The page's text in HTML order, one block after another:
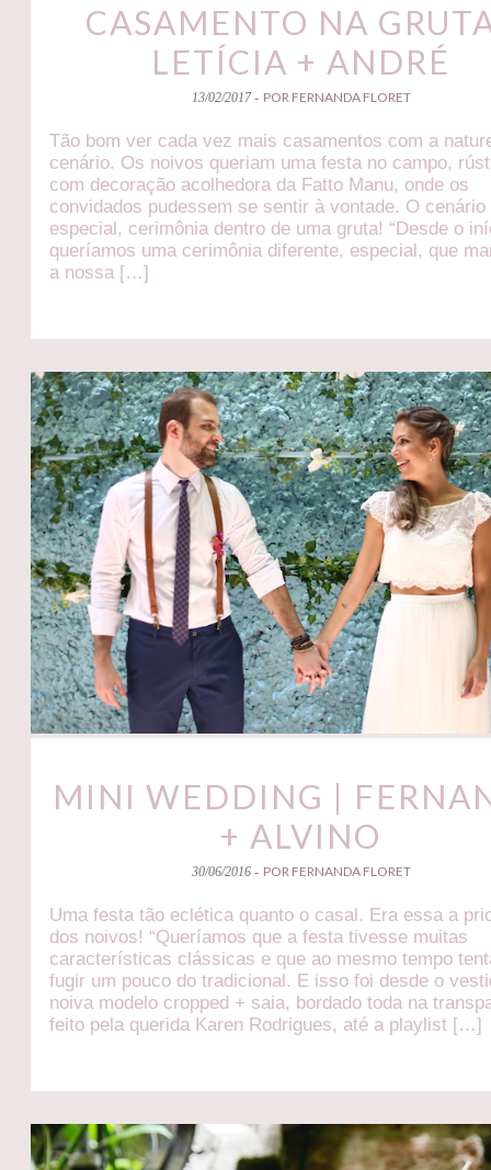
CASAMENTO NA
LETÍCIA + ANDRÉ
13/02/2017 - POR FERNANDA FLORET
Tão bom ver cada vez mais casamentos com a
cenário. Os noivos queriam uma festa no campo,
com decoração acolhedora da Fatto Manu, onde os
convidados pudessem se sentir à vontade. O cenário
especial, cerimônia dentro de uma gruta! “Desde o
queríamos uma cerimônia diferente, especial, que
a nossa […]
MINI WEDDING |
+ ALVINO
30/06/2016 - POR FERNANDA FLORET
Uma festa tão eclética quanto o casal. Era essa a
dos noivos! “Queríamos que a festa tivesse muitas
características clássicas e que ao mesmo tempo
fugir um pouco do tradicional. E isso foi desde o
noiva modelo cropped + saia, bordado toda na
feito pela querida Karen Rodrigues, até a playlist […]